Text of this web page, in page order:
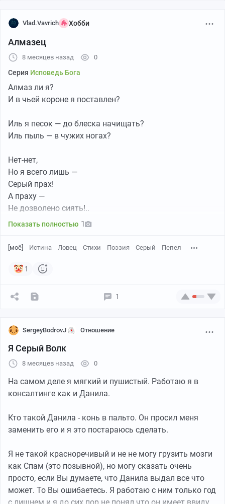
Морд
Он нереально сильно любит грязные овощи
Сына-присына Макар
Vlad.Vavrich Хобби
Алмазец
8 месяцев назад 0
Серия Исповедь Бога
Алмаз ли я?
И в чьей короне я поставлен?
Иль я песок — до блеска начищать?
Иль пыль — в чужих ногах?
Нет-нет,
Но я всего лишь —
Серый прах!
А праху —
Не дозволено сиять!..
В Пределах —
Рыдать?
До брызгов крови горлом!
Мне Голос даден был,
Душа,
Что мечется от стенки к стенке!
И Сердце,
И больше Ничего!
Хотел ты Истину найти?
Чтобы спастись или спасти?
Чтоб воссиять или сгореть?
Померкнуть, к Богу улететь?
Показать полностью 1
[моё] Истина Ловец Стихи Поэзия Серый Пепел
1
1
SergeyBodrovJ Отношение
Я Серый Волк
8 месяцев назад 0
На самом деле я мягкий и пушистый. Работаю я в
консалтинге как и Данила.
Кто такой Данила - конь в пальто. Он просил меня
заменить его и я это постараюсь сделать.
Я не такой красноречивый и не не могу грузить мозги
как Спам (это позывной), но могу сказать очень
просто, если Вы думаете, что Данила выдал все что
может. То Вы ошибаетесь. Я работаю с ним только год